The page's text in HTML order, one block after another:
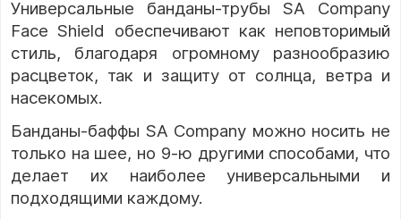
Универсальные банданы-трубы SA Company
Face Shield обеспечивают как неповторимый
стиль, благодаря огромному разнообразию
расцветок, так и защиту от солнца, ветра и
насекомых.
Банданы-баффы SA Company можно носить не
только на шее, но 9-ю другими способами, что
делает их наиболее универсальными и
подходящими каждому.